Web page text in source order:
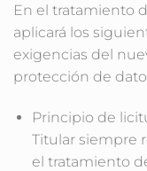
En el tratamiento
aplicará los
exigencias del
protección de
Principio de
Titular siempre
el tratamiento